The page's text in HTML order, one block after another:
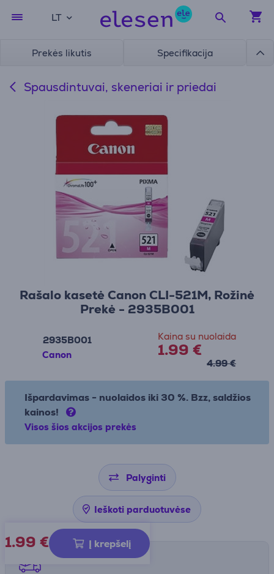
LT
Prekės likutis Specifikacija
Spausdintuvai, skeneriai ir priedai
Rašalo kasetė Canon CLI-521M, Rožinė
Prekė - 2935B001
2935B001
Canon
Kaina su nuolaida
1.99 €
4.99 €
Išpardavimas - nuolaidos iki 30 %. Bzz, saldžios
kainos!
Visos šios akcijos prekės
Palyginti
Ieškoti parduotuvėse
1.99 € Į krepšelį
Pristatymo būdai